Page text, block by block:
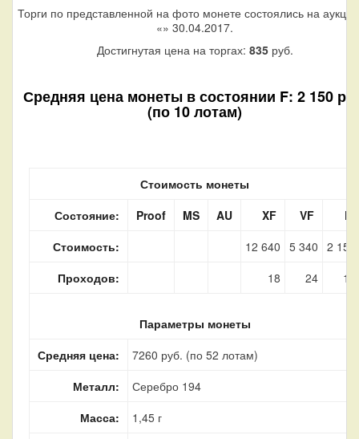
Торги по представленной на фото монете состоялись на
«» 30.04.2017.
Достигнутая цена на торгах: 835руб.
Средняя цена монеты в состоянии F: 2 150
(по 10 лотам)
Стоимость монеты
Состояние:
Proof MS AU XF VF
F
Стоимость:
12 640 5 340 2 150
Проходов:
18 24 10
Параметры монеты
Средняя цена:
7260 руб. (по 52 лотам)
Металл:
Серебро 194
Масса:
1,45 г